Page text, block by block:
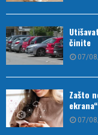
činite
07/
Zašto
ekrana“
07/